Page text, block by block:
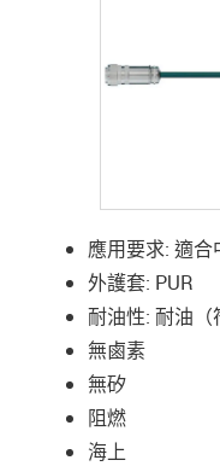
應用要求: 適
外護套: PUR
耐油性: 耐油（
無鹵素
無矽
阻燃
海上